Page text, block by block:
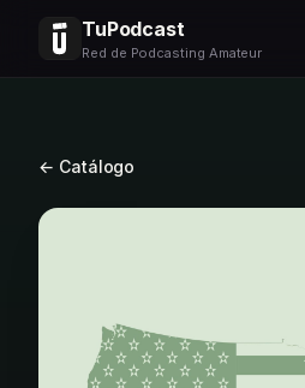
TuPodcast
Red de Podcasting Amateur
← Catálogo